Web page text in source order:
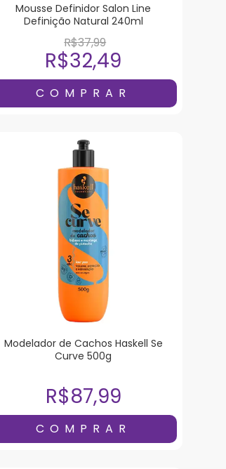
Mousse Definidor Salon Line
Definição Natural 240ml
R$37,99
R$32,49
Modelador de Cachos Haskell Se
Curve 500g
R$87,99